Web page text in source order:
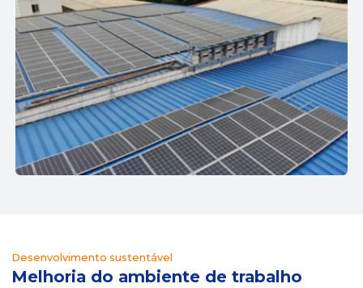
Desenvolvimento sustentável
Melhoria do ambiente de trabalho